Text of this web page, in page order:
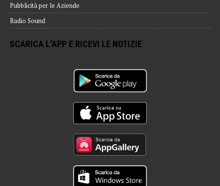
Pubblicità per le Aziende
Radio Sound
SCARICA L’APP E RICEVI LE NOTIZIE